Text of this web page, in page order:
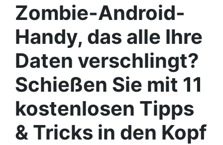
Zombie-Android-
Handy, das alle Ihre
Daten verschlingt?
Schießen Sie mit 11
kostenlosen Tipps
& Tricks in den Kopf